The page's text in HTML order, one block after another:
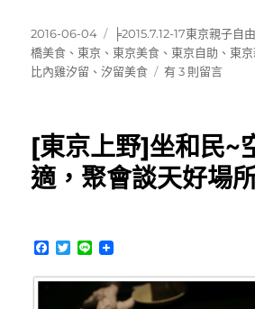
發
佈
日
2016-06-04
分
類
╞2015.7.12-17東京親子自
橋美食 、 東京 、 東京美食 、 東京自助 、 東
比內雞汐留 、汐留美食
在
座
比
內
~
美
有 3 則留言
[東京上野]坐和民~
適，聚會談天好場
F
c
T
i
L
n
e